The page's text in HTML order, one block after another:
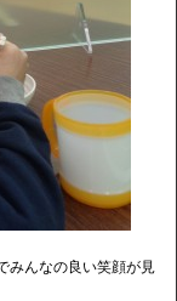
みんなの良い笑顔が見